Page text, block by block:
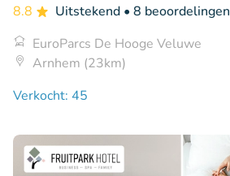
8.8 Uitstekend • 8 beoordelingen
EuroParcs De Hooge Veluwe
Arnhem (23km)
Verkocht: 45